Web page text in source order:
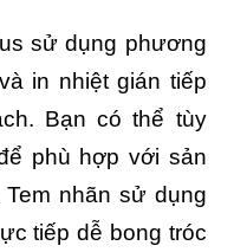
sử dụng phương
in nhiệt gián tiếp
Bạn có thể tùy
phù hợp với sản
nhãn sử dụng
tiếp dễ bong tróc